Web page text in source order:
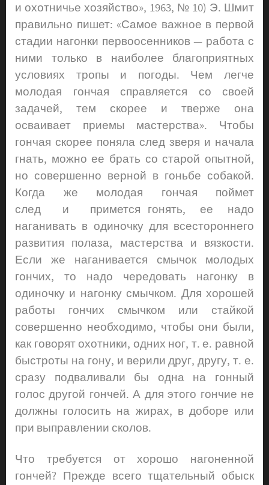
и охотничье хозяйство», 1963, № 10) Э. Шмит
правильно пишет: «Самое важное в первой
стадии нагонки первоосенников — работа с
ними только в наиболее благоприятных
условиях тропы и погоды. Чем легче
молодая гончая справляется со своей
задачей, тем скорее и тверже она
осваивает приемы мастерства». Чтобы
гончая скорее поняла след зверя и начала
гнать, можно ее брать со старой опытной,
но совершенно верной в гоньбе собакой.
Когда же молодая гончая поймет
след и примется гонять, ее надо
наганивать в одиночку для всестороннего
развития полаза, мастерства и вязкости.
Если же наганивается смычок молодых
гончих, то надо чередовать нагонку в
одиночку и нагонку смычком. Для хорошей
работы гончих смычком или стайкой
совершенно необходимо, чтобы они были,
как говорят охотники, одних ног, т. е. равной
быстроты на гону, и верили друг, другу, т. е.
сразу подваливали бы одна на гонный
голос другой гончей. А для этого гончие не
должны голосить на жирах, в доборе или
при выправлении сколов.
Что требуется от хорошо нагоненной
гончей? Прежде всего тщательный обыск